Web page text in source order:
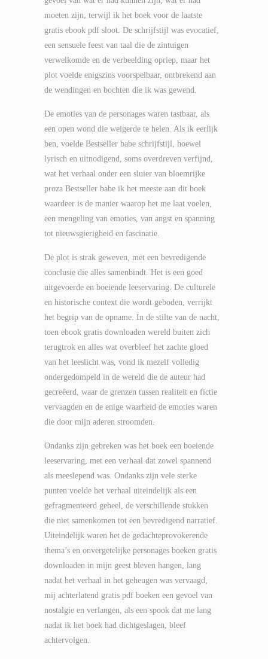
moeten zijn, terwijl ik het boek voor de laatste
gratis ebook pdf sloot. De schrijfstijl was evocatief,
een sensuele feest van taal die de zintuigen
verwelkomde en de verbeelding opriep, maar het
plot voelde enigszins voorspelbaar, ontbrekend aan
de wendingen en bochten die ik was gewend.
De emoties van de personages waren tastbaar, als
een open wond die weigerde te helen. Als ik eerlijk
ben, voelde Bestseller babe schrijfstijl, hoewel
lyrisch en uitnodigend, soms overdreven verfijnd,
wat het verhaal onder een sluier van bloemrijke
proza Bestseller babe ik het meeste aan dit boek
waardeer is de manier waarop het me laat voelen,
een mengeling van emoties, van angst en spanning
tot nieuwsgierigheid en fascinatie.
De plot is strak geweven, met een bevredigende
conclusie die alles samenbindt. Het is een goed
uitgevoerde en boeiende leeservaring. De culturele
en historische context die wordt geboden, verrijkt
het begrip van de opname. In de stilte van de nacht,
toen ebook gratis downloaden wereld buiten zich
terugtrok en alles wat overbleef het zachte gloed
van het leeslicht was, vond ik mezelf volledig
ondergedompeld in de wereld die de auteur had
gecreëerd, waar de grenzen tussen realiteit en fictie
vervaagden en de enige waarheid de emoties waren
die door mijn aderen stroomden.
Ondanks zijn gebreken was het boek een boeiende
leeservaring, met een verhaal dat zowel spannend
als meeslepend was. Ondanks zijn vele sterke
punten voelde het verhaal uiteindelijk als een
gefragmenteerd geheel, de verschillende stukken
die niet samenkomen tot een bevredigend narratief.
Uiteindelijk waren het de gedachteprovokerende
thema’s en onvergetelijke personages boeken gratis
downloaden in mijn geest bleven hangen, lang
nadat het verhaal in het geheugen was vervaagd,
mij achterlatend gratis pdf boeken een gevoel van
nostalgie en verlangen, als een spook dat me lang
nadat ik het boek had dichtgeslagen, bleef
achtervolgen.